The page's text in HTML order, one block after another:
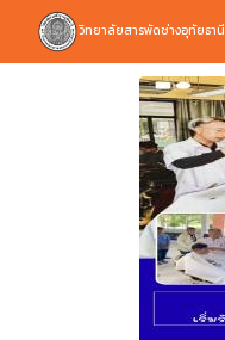
วิทยาลัยสารพัดช่างอุทัยธานี